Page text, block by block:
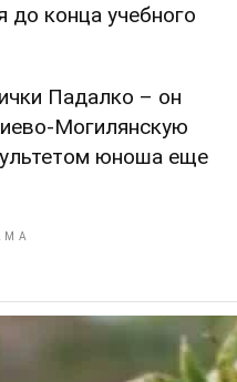
до конца учебного
Падалко – он
Могилянскую
юноша еще